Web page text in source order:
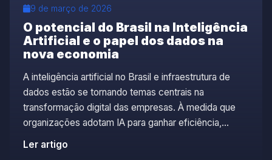
9 de março de 2026
O potencial do Brasil na Inteligência
Artificial e o papel dos dados na
nova economia
A inteligência artificial no Brasil e infraestrutura de
dados estão se tornando temas centrais na
transformação digital das empresas. À medida que
organizações adotam IA para ganhar eficiência,
cresce também a necessidade de dados
estruturados, confiáveis e acessíveis. Nesse cenário,
Ler artigo